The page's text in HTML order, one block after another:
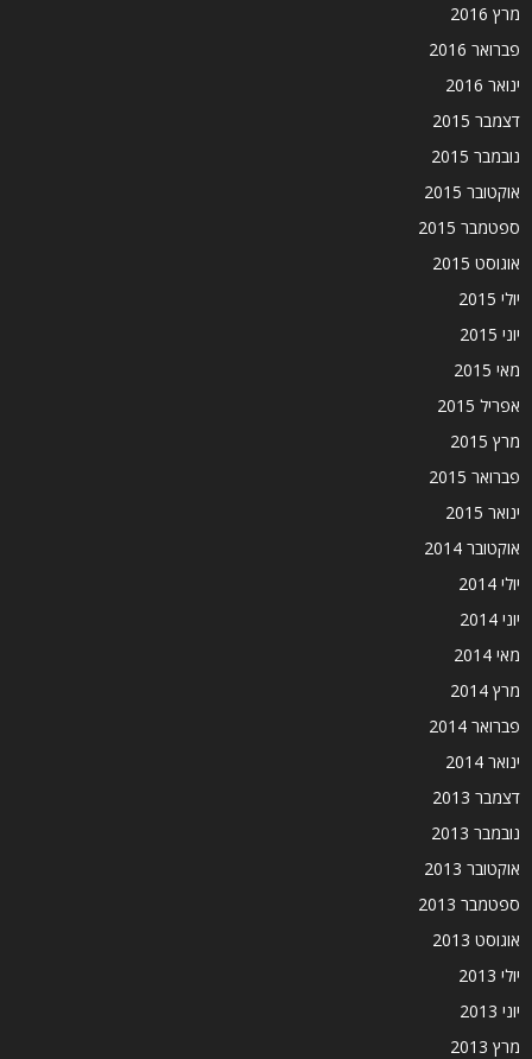
מרץ 2016
פברואר 2016
ינואר 2016
דצמבר 2015
נובמבר 2015
אוקטובר 2015
ספטמבר 2015
אוגוסט 2015
יולי 2015
יוני 2015
מאי 2015
אפריל 2015
מרץ 2015
פברואר 2015
ינואר 2015
אוקטובר 2014
יולי 2014
יוני 2014
מאי 2014
מרץ 2014
פברואר 2014
ינואר 2014
דצמבר 2013
נובמבר 2013
אוקטובר 2013
ספטמבר 2013
אוגוסט 2013
יולי 2013
יוני 2013
מרץ 2013